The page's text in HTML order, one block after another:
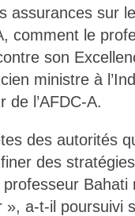
assurances sur
comment le
son
ministre à
de l’AFDC-A.
des autorités
des
Bahati
a-t-il poursuivi